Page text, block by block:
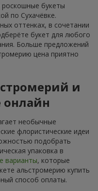
роскошные букеты
по Сухачёвке.
оттенках, в сочетании
букет для любого
Больше предложений
цена приятно
и
необычные
флористические идеи
подобрать
упаковка в
варианты, которые
альстромерию купить
способ оплаты.